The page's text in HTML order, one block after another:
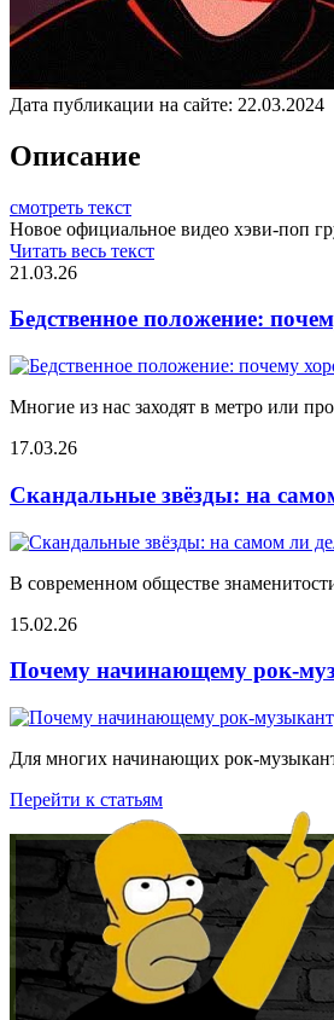
Дата публикации на сайте: 22.03.2024
Описание
смотреть текст
Новое официальное видео хэви-поп
Читать весь текст
21.03.26
Бедственное положение:
Многие из нас заходят в метро или
17.03.26
Скандальные звёзды: на
В современном обществе
15.02.26
Почему начинающему рок-
Для многих начинающих рок-
Перейти к статьям